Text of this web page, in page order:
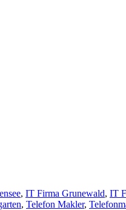
, IT Firma Grunewald, IT
, Telefon Makler,